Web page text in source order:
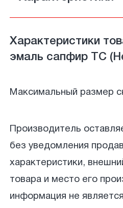
Характеристики
эмаль сапфир ТС
Максимальный размер
Производитель
без уведомления
характеристики,
товара и место его
информация не